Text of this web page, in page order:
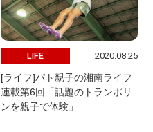
LIFE 2020.08.25
[ライフ]パト親子の湘南ライフ
連載第6回「話題のトランポリ
ンを親子で体験」